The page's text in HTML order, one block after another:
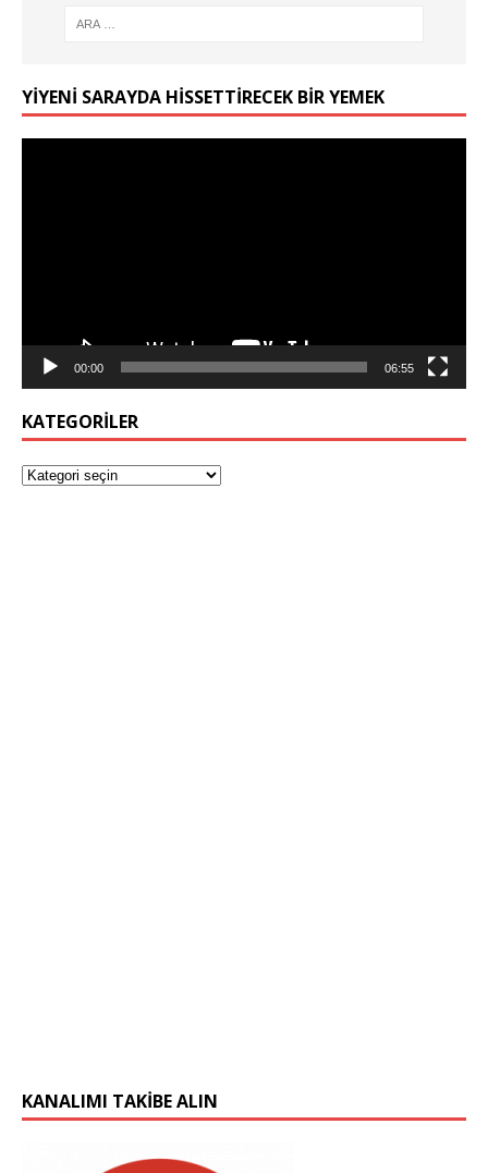
YIYENI SARAYDA HISSETTIRECEK BIR YEMEK
00:00 06:55
KATEGORILER
KANALIMI TAKIBE ALIN